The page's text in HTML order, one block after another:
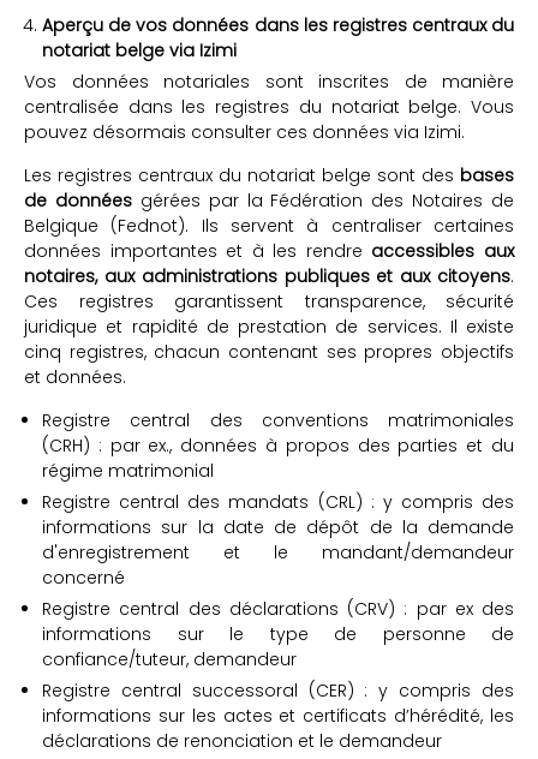
Aperçu de vos données dans les registres centraux du
notariat belge via Izimi
Vos données notariales sont inscrites de manière
centralisée dans les registres du notariat belge. Vous
pouvez désormais consulter ces données via Izimi.
Les registres centraux du notariat belge sont des bases
de donnéesgérées par la Fédération des Notaires de
Belgique (Fednot). Ils servent à centraliser certaines
données importantes et à les rendre accessibles aux
notaires, aux administrations publiques et aux citoyens.
Ces registres garantissent transparence, sécurité
juridique et rapidité de prestation de services. Il existe
cinq registres, chacun contenant ses propres objectifs
et données.
Registre central des conventions matrimoniales
(CRH) : par ex., données à propos des parties et du
régime matrimonial
Registre central des mandats (CRL) : y compris des
informations sur la date de dépôt de la demande
d'enregistrement et le mandant/demandeur
concerné
Registre central des déclarations (CRV) : par ex des
informations sur le type de personne de
confiance/tuteur, demandeur
Registre central successoral (CER) : y compris des
informations sur les actes et certificats d’hérédité, les
déclarations de renonciation et le demandeur